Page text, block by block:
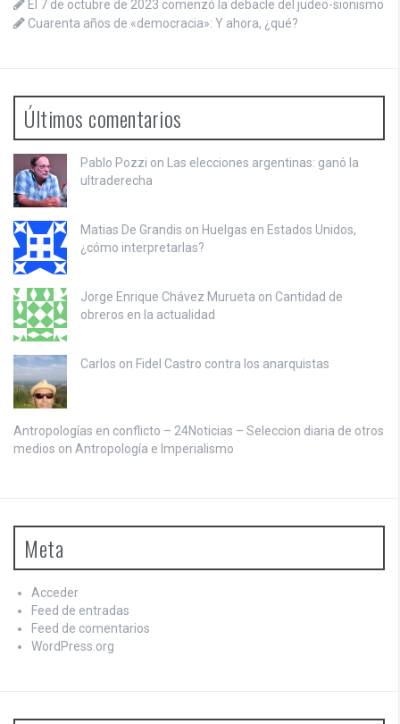
El 7 de octubre de 2023 comenzó la debacle del judeo-sionismo
Cuarenta años de «democracia»: Y ahora, ¿qué?
Últimos comentarios
Pablo Pozzi on Las elecciones argentinas: ganó la
ultraderecha
Matias De Grandis on Huelgas en Estados Unidos,
¿cómo interpretarlas?
Jorge Enrique Chávez Murueta on Cantidad de
obreros en la actualidad
Carlos on Fidel Castro contra los anarquistas
Antropologías en conflicto – 24Noticias – Seleccion diaria de otros
medios on Antropología e Imperialismo
Meta
Acceder
Feed de entradas
Feed de comentarios
WordPress.org